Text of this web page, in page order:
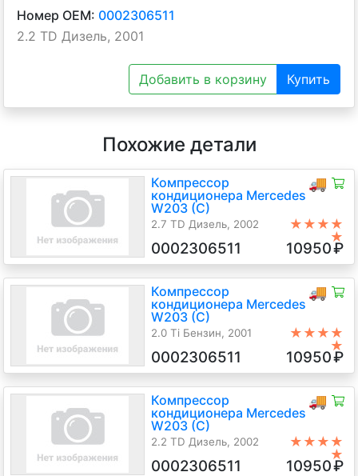
Номер OEM: 0002306511
2.2 TD Дизель, 2001
Добавить в корзину Купить
Похожие детали
🚚
Компрессор
кондиционера Mercedes
W203 (C)
2.7 TD Дизель, 2002
★★★★
★
0002306511 10950₽
🚚
Компрессор
кондиционера Mercedes
W203 (C)
2.0 Ti Бензин, 2001
★★★★
★
0002306511 10950₽
🚚
Компрессор
кондиционера Mercedes
W203 (C)
2.2 TD Дизель, 2002
★★★★
★
0002306511 10950₽